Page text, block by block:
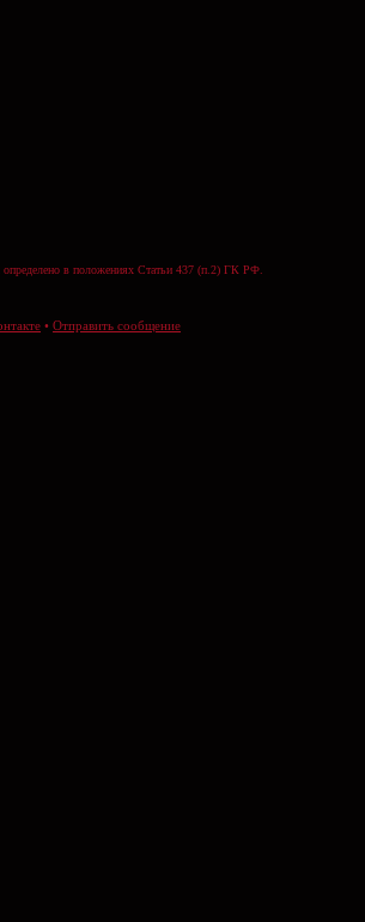
определено в положениях Статьи 437 (п.2) ГК РФ.
• Отправить сообщение